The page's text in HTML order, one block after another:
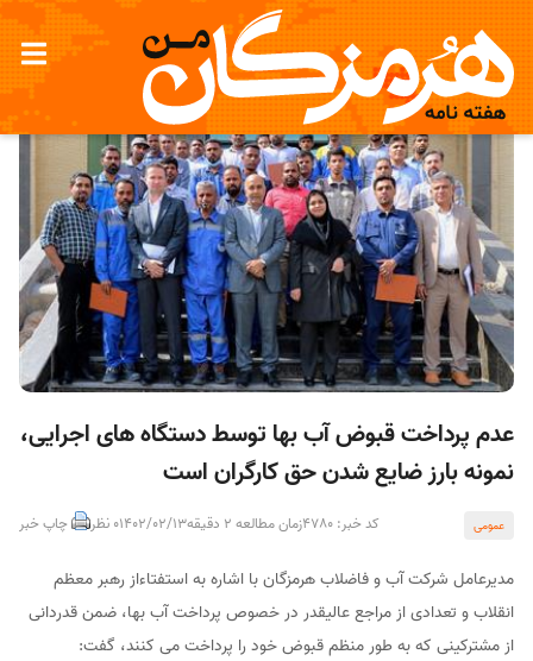
عدم پرداخت قبوض آب بها توسط دستگاه های اجرایی،
نمونه بارز ضایع شدن حق كارگران است
عمومی کد خبر: 4780 زمان مطالعه 2 دقیقه 1402/02/130 نظر چاپ خبر
مدیرعامل شرکت آب و فاضلاب هرمزگان با اشاره به استفتاءاز رهبر معظم
انقلاب و تعدادی از مراجع عالیقدر در خصوص پرداخت آب بها، ضمن قدردانی
از مشترکینی که به طور منظم قبوض خود را پرداخت می کنند، گفت: